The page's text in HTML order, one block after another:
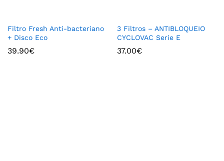
Filtro Fresh Anti-bacteriano
+ Disco Eco
39.90€
3 Filtros – ANTIBLOQUEIO
CYCLOVAC Serie E
37.00€